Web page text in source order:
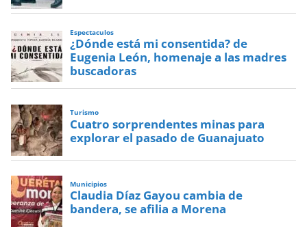
Espectaculos
¿Dónde está mi consentida? de
Eugenia León, homenaje a las madres
buscadoras
Turismo
Cuatro sorprendentes minas para
explorar el pasado de Guanajuato
Municipios
Claudia Díaz Gayou cambia de
bandera, se afilia a Morena